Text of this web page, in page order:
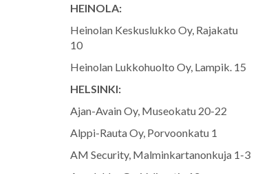
HEINOLA:
Heinolan Keskuslukko Oy, Rajakatu
10
Heinolan Lukkohuolto Oy, Lampik. 15
HELSINKI:
Ajan-Avain Oy, Museokatu 20-22
Alppi-Rauta Oy, Porvoonkatu 1
AM Security, Malminkartanonkuja 1-3